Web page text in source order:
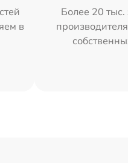
в
Более 20 тыс.